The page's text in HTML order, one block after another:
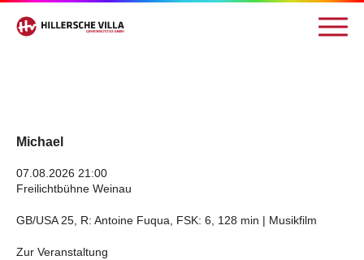
Michael
07.08.2026 21:00
Freilichtbühne Weinau
GB/USA 25, R: Antoine Fuqua, FSK: 6, 128 min | Musikfilm
Zur Veranstaltung